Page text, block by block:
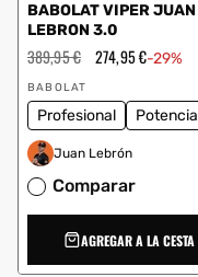
BABOLAT VIPER JUAN
LEBRON 3.0
Precio
habitual
389,95 € Precio
274,95 €-29%
Proveedor:
BABOLAT
Profesional Potencia
Juan Lebrón
Comparar
AGREGAR A LA CESTA